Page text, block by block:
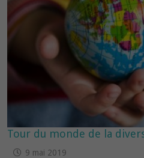
Tour du monde de la
9 mai 2019